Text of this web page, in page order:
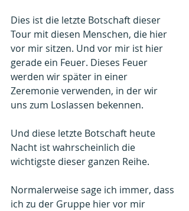
Dies ist die letzte Botschaft dieser
Tour mit diesen Menschen, die hier
vor mir sitzen. Und vor mir ist hier
gerade ein Feuer. Dieses Feuer
werden wir später in einer
Zeremonie verwenden, in der wir
uns zum Loslassen bekennen.
Und diese letzte Botschaft heute
Nacht ist wahrscheinlich die
wichtigste dieser ganzen Reihe.
Normalerweise sage ich immer, dass
ich zu der Gruppe hier vor mir